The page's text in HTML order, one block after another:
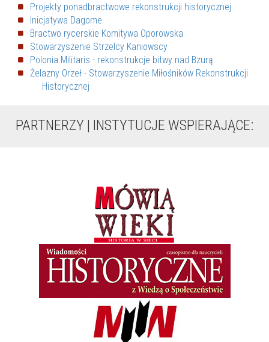
Projekty ponadbractwowe rekonstrukcji historycznej
Inicjatywa Dagome
Bractwo rycerskie Komitywa Oporowska
Stowarzyszenie Strzelcy Kaniowscy
Polonia Militaris - rekonstrukcje bitwy nad Bzurą
Żelazny Orzeł - Stowarzyszenie Miłośników Rekonstrukcji
Historycznej
PARTNERZY | INSTYTUCJE WSPIERAJĄCE: